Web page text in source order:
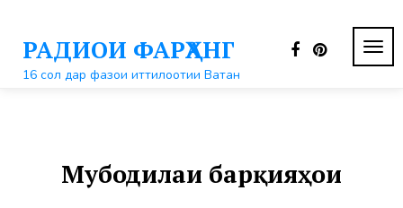
контентуРАДИОИ ФАРҲАНГ
16 сол дар фазои иттилоотии Ватан
Мубодилаи барқияҳои